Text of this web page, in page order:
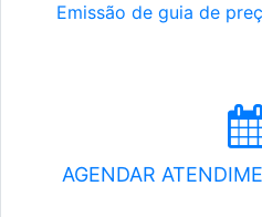
Emissão de guia de
AGENDAR